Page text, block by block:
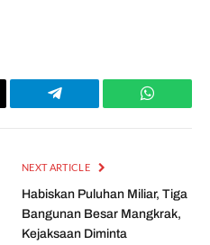
Telegram
NEXT ARTICLE
Habiskan Puluhan Miliar, Tiga
Bangunan Besar Mangkrak,
Kejaksaan Diminta